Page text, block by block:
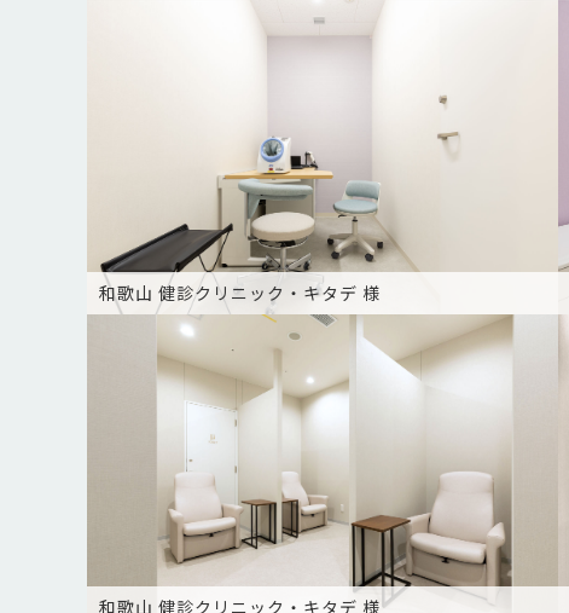
和歌山 健診クリニック・キタデ 様
和歌山 健診クリニック・キタデ 様